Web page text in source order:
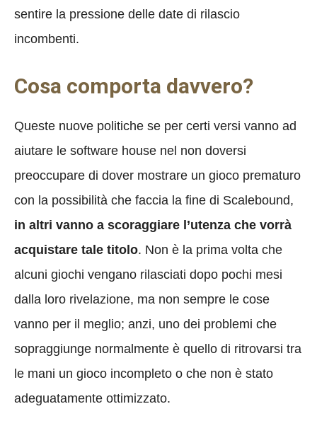
sentire la pressione delle date di rilascio
incombenti.
Cosa comporta davvero?
Queste nuove politiche se per certi versi vanno ad
aiutare le software house nel non doversi
preoccupare di dover mostrare un gioco prematuro
con la possibilità che faccia la fine di Scalebound,
in altri vanno a scoraggiare l’utenza che vorrà
acquistare tale titolo. Non è la prima volta che
alcuni giochi vengano rilasciati dopo pochi mesi
dalla loro rivelazione, ma non sempre le cose
vanno per il meglio; anzi, uno dei problemi che
sopraggiunge normalmente è quello di ritrovarsi tra
le mani un gioco incompleto o che non è stato
adeguatamente ottimizzato.